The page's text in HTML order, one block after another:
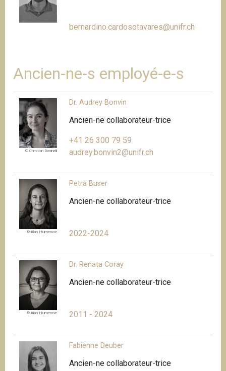
bernardino.cardosotavares@unifr.ch
Ancien-ne-s employé-e-s
© Christian Doninelli
Dr. Audrey Bonvin
Ancien-ne collaborateur-trice
+41 26 300 79 59
audrey.bonvin2@unifr.ch
© Alan Humerose
Petra Buser
Ancien-ne collaborateur-trice
2022-2024
© Alan Humerose
Dr. Renata Coray
Ancien-ne collaborateur-trice
2011 - 2024
Fabienne Deuber
Ancien-ne collaborateur-trice